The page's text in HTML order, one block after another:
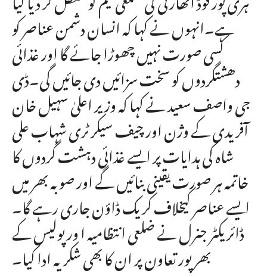
ہے۔انہوں نے کہا کہ انسان دشمن عناصر کو
کسی صورت نہیں چھوڑا جائے گا اور غذائی
دھشتگردوں کو سخت سزائیں دی جائیں گی۔ڈی
جی واصف سعید نے کہا کہ وزیر اعلیٰ سہیل خان
آفریدی کے وژن اور چیف سیکرٹری شہاب علی
شاہ کی ہدایات پر ایسے غذائی دہشت گردوں کا
خاتمہ ہر صورت یقینی بنائیں گے اور صوبہ بھر میں
ایسے عناصر کیخلاف کریک ڈاؤن جاری رہے گا۔
ڈائریکٹر جنرل نے ضلعی انتظامیہ ا ور پولیس کے
بھرپور تعاون پر ان کا بھی شکریہ ادا کیا۔